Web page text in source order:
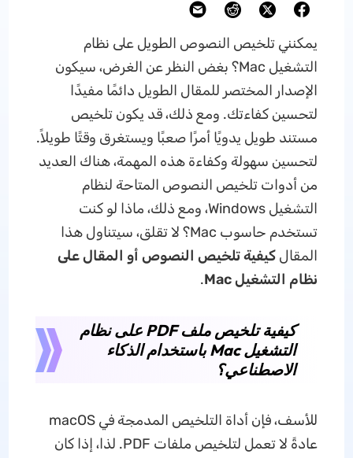
يمكنني تلخيص النصوص الطويل على نظام
التشغيل Mac؟ بغض النظر عن الغرض، سيكون
الإصدار المختصر للمقال الطويل دائمًا مفيدًا
لتحسين كفاءتك. ومع ذلك، قد يكون تلخيص
مستند طويل يدويًا أمرًا صعبًا ويستغرق وقتًا طويلاً.
لتحسين سهولة وكفاءة هذه المهمة، هناك العديد
من أدوات تلخيص النصوص المتاحة لنظام
التشغيل Windows، ومع ذلك، ماذا لو كنت
تستخدم حاسوب Mac؟ لا تقلق، سيتناول هذا
المقال كيفية تلخيص النصوصأو المقال على
نظام التشغيلMac
.
كيفية تلخيص ملف PDF على نظام
التشغيل Mac باستخدام الذكاء
الاصطناعي؟
للأسف، فإن أداة التلخيص المدمجة في macOS
عادةً لا تعمل لتلخيص ملفات PDF. لذا، إذا كان